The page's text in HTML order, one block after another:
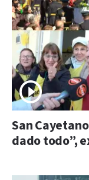
San
dado todo”,